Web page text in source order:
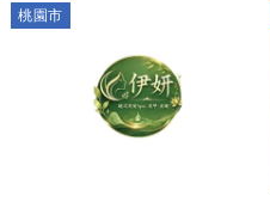
桃園市